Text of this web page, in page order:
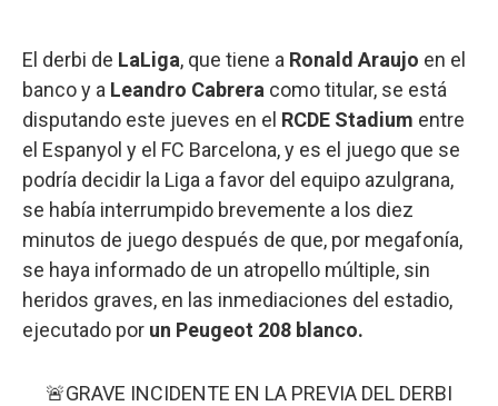
El derbi de LaLiga, que tiene a Ronald Araujo en el
banco y a Leandro Cabrera como titular, se está
disputando este jueves en el RCDE Stadium entre
el Espanyol y el FC Barcelona, y es el juego que se
podría decidir la Liga a favor del equipo azulgrana,
se había interrumpido brevemente a los diez
minutos de juego después de que, por megafonía,
se haya informado de un atropello múltiple, sin
heridos graves, en las inmediaciones del estadio,
ejecutado por un Peugeot 208 blanco.
🚨GRAVE INCIDENTE EN LA PREVIA DEL DERBI